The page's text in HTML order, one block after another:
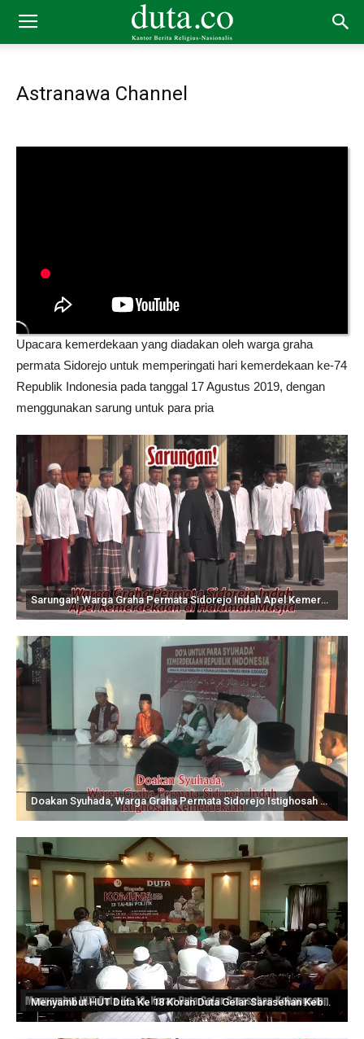
Astranawa Channel
Upacara kemerdekaan yang diadakan oleh warga graha
permata Sidorejo untuk memperingati hari kemerdekaan ke-74
Republik Indonesia pada tanggal 17 Agustus 2019, dengan
menggunakan sarung untuk para pria
Sarungan! Warga Graha Permata Sidorejo Indah Apel Kemerdekaan di Halaman Masjid
Doakan Syuhada, Warga Graha Permata Sidorejo Istighosah Kemerdekaan
Menyambut HUT Duta Ke 18 Koran Duta Gelar Sarasehan Kebangsaan